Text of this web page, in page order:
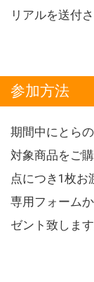
リアルを送付
参加方法
期間中にとら
対象商品をご
点につき1枚お
専用フォーム
ゼント致します